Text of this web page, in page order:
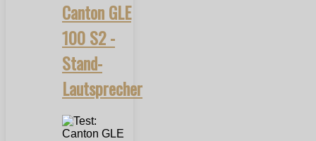
Canton GLE
100 S2 -
Stand-
Lautsprecher